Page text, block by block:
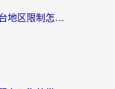
在美国用国家政务服务平台地区限制怎么办？海外华人必备的突破攻略（附追剧看片技巧）